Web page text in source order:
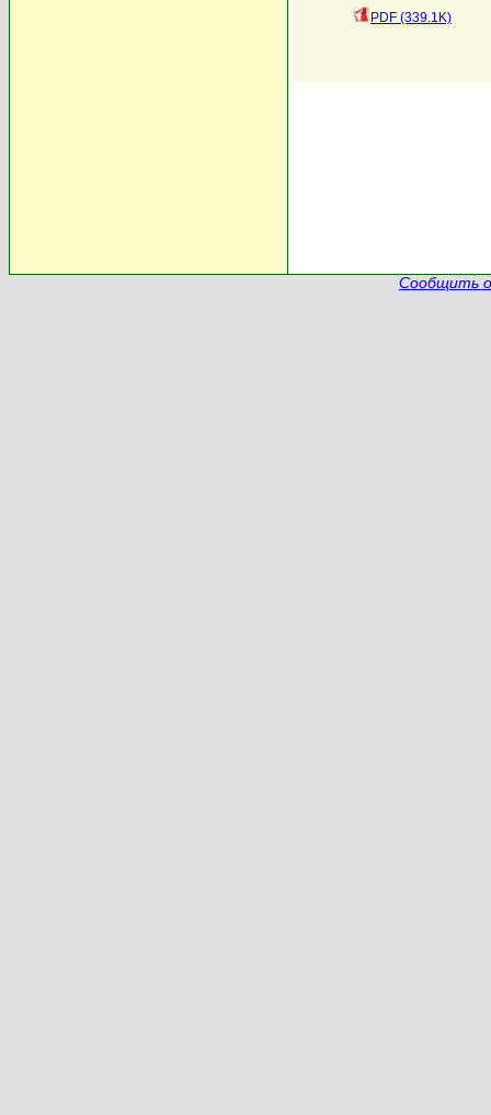
PDF (339.1K)
Сообщить о